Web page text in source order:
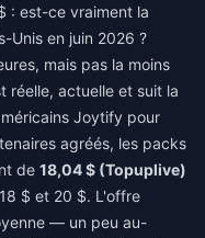
: est-ce vraiment la
Unis en juin 2026 ?
mais pas la moins
réelle, actuelle et suit la
Joytify pour
agréés, les packs
de 18,04 $ (Topuplive)
$ et 20 $. L'offre
— un peu au-